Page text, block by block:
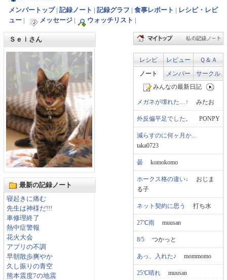
メンバートップ| 記録ノート 記録グラフ 食事レポート
レシピ・レビ
ュー
メッセージ ウォッチリスト
Ｓｅｉさん
最新の記録ノート
寝起きに痛む
先生は神様だ!!!
車修理終了
熱中症警報
花火大会
アプリの不調
早朝散歩爽やか
久し振りの青空
熊本震度7の地震
レシピ レビュー
Ｑ＆Ａ
ノート
メンバー
サークル
みんなの最新日記
メガネが壊れた…↑ みたお
外反偏平足でした。 PONPY
減らすのに何ヶ月か...
taka0723
曇 komokomo
ホークス格の違い↓ おじま
る子
ネット契約に思う 打ち水
27℃雨 muusan
8/5 つかっと
あっ、入れた♪ mommomo
25℃晴れ muusan